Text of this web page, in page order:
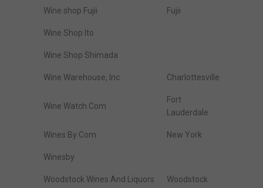
Wine shop Fujii Fujii
Wine Shop Ito
Wine Shop Shimada
Wine Warehouse, Inc. Charlottesville
Wine Watch.Com
Fort
Lauderdale
Wines By Com New York
Winesby
Woodstock Wines And Liquors Woodstock